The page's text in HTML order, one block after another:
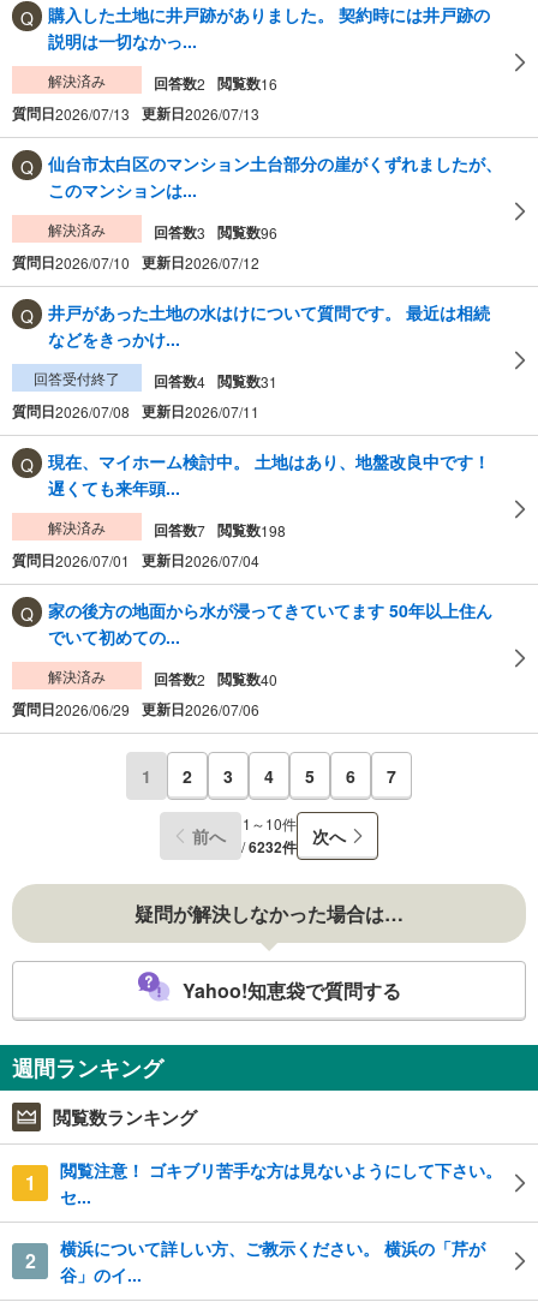
購入した土地に井戸跡がありました。 契約時には井戸跡の
説明は一切なかっ...
解決済み 回答数2 閲覧数16
質問日2026/07/13 更新日2026/07/13
仙台市太白区のマンション土台部分の崖がくずれましたが、
このマンションは...
解決済み 回答数3 閲覧数96
質問日2026/07/10 更新日2026/07/12
井戸があった土地の水はけについて質問です。 最近は相続
などをきっかけ...
回答受付終了 回答数4 閲覧数31
質問日2026/07/08 更新日2026/07/11
現在、マイホーム検討中。 土地はあり、地盤改良中です！
遅くても来年頭...
解決済み 回答数7 閲覧数198
質問日2026/07/01 更新日2026/07/04
家の後方の地面から水が浸ってきていてます 50年以上住ん
でいて初めての...
解決済み 回答数2 閲覧数40
質問日2026/06/29 更新日2026/07/06
1 2 3 4 5 6 7
前へ
1～10件
/6232件 次へ
疑問が解決しなかった場合は…
Yahoo!知恵袋で質問する
週間ランキング
閲覧数ランキング
1
閲覧注意！ ゴキブリ苦手な方は見ないようにして下さい。
セ...
2
横浜について詳しい方、ご教示ください。 横浜の「芹が
谷」のイ...